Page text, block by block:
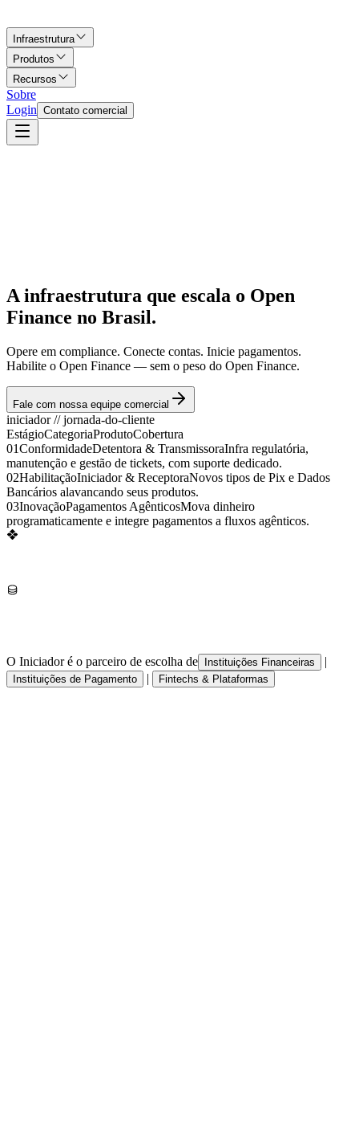
Infraestrutura
Produtos
Recursos
Sobre
Login Contato comercial
A infraestrutura que escala o Open
Finance no Brasil.
Opere em compliance. Conecte contas. Inicie pagamentos.
Habilite o Open Finance — sem o peso do Open Finance.
Fale com nossa equipe comercial
iniciador // jornada-do-cliente
EstágioCategoriaProdutoCobertura
01ConformidadeDetentora & TransmissoraInfra regulatória,
manutenção e gestão de tickets, com suporte dedicado.
02HabilitaçãoIniciador & ReceptoraNovos tipos de Pix e Dados
Bancários alavancando seus produtos.
03InovaçãoPagamentos AgênticosMova dinheiro
programaticamente e integre pagamentos a fluxos agênticos.
O Iniciador é o parceiro de escolha de Instituições Financeiras |
Instituições de Pagamento | Fintechs & Plataformas